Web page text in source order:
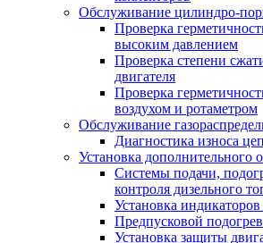
Обслуживание цилиндро-
Проверка
высоким давлением
Проверка степени
двигателя
Проверка
воздухом и ротаметром
Обслуживание
Диагностика износа
Установка дополнительного
Системы подачи,
контроля дизельного
Установка
Предпусковой
Установка защиты